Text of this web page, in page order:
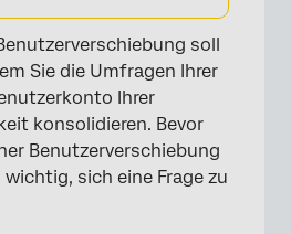
soll
Sie die Umfragen Ihrer
Ihrer
konsolidieren. Bevor
Benutzerverschiebung
sich eine Frage zu